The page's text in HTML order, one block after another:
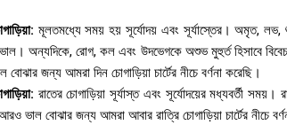
মূলতমধ্যে সময় হয় সূর্যোদয় এবং সূর্যাস্তের। অমৃত, লভ,
অন্যদিকে, রোগ, কল এবং উদভেগকে অশুভ মুহুর্ত হিসাবে
জন্য আমরা দিন চোগাড়িয়া চার্টের নীচে বর্ণনা করেছি।
রাতের চোগাড়িয়া সূর্যাস্ত এবং সূর্যোদয়ের মধ্যবর্তী
ভাল বোঝার জন্য আমরা আবার রাত্রি চোগাড়িয়া চার্টের নীচে